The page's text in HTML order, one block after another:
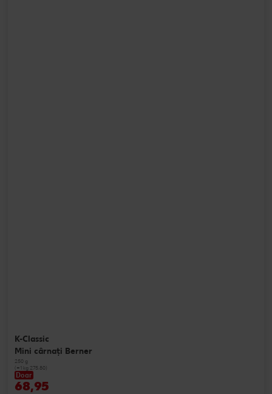
K-Classic
Mini cârnați Berner
250 g
(=1 kg 275.80)
Doar
68,95